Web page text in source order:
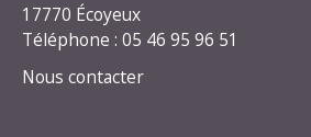
17770 Écoyeux
Téléphone : 05 46 95 96 51
Nous contacter